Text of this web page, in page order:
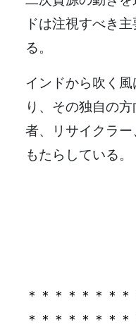
ドは注視すべき
る。
インドから吹く
り、その独自の
者、リサイクラ
もたらしている。
＊＊＊＊＊＊＊
＊＊＊＊＊＊＊＊